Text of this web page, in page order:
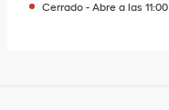
Cerrado - Abre a las 11:00